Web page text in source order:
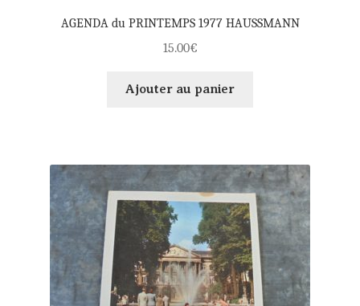
AGENDA du PRINTEMPS 1977 HAUSSMANN
15.00€
Ajouter au panier